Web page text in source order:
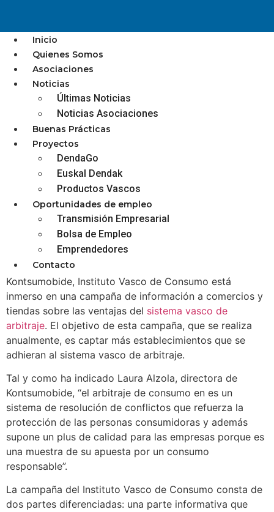
Inicio
Quienes Somos
Asociaciones
Noticias
Últimas Noticias
Noticias Asociaciones
Buenas Prácticas
Proyectos
DendaGo
Euskal Dendak
Productos Vascos
Oportunidades de empleo
Transmisión Empresarial
Bolsa de Empleo
Emprendedores
Contacto
Kontsumobide
recomienda a empresas
y personas
consumidoras la vía del
arbitraje
diciembre 3, 2025
Kontsumobide, Instituto Vasco de Consumo está
inmerso en una campaña de información a comercios y
tiendas sobre las ventajas del sistema vasco de
arbitraje. El objetivo de esta campaña, que se realiza
anualmente, es captar más establecimientos que se
adhieran al sistema vasco de arbitraje.
Tal y como ha indicado Laura Alzola, directora de
Kontsumobide, “el arbitraje de consumo en es un
sistema de resolución de conflictos que refuerza la
protección de las personas consumidoras y además
supone un plus de calidad para las empresas porque es
una muestra de su apuesta por un consumo
responsable”.
La campaña del Instituto Vasco de Consumo consta de
dos partes diferenciadas: una parte informativa que